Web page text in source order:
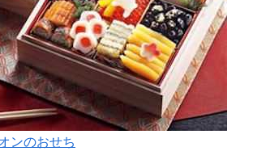
ンのおせち